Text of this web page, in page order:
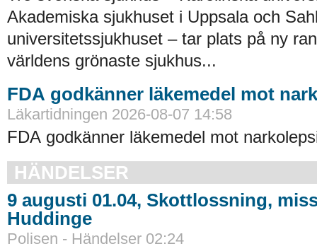
Akademiska sjukhuset i Uppsala och
universitetssjukhuset – tar plats på ny
världens grönaste sjukhus...
FDA godkänner läkemedel mot
Läkartidningen 2026-08-07 14:58
FDA godkänner läkemedel mot
HÄNDELSER
9 augusti 01.04, Skottlossning,
Huddinge
Polisen - Händelser 02:24